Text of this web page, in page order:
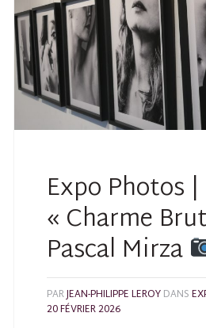
Expo Photos |
« Charme
Pascal Mirza
PARJEAN-PHILIPPE LEROYDANS
20 FÉVRIER 2026